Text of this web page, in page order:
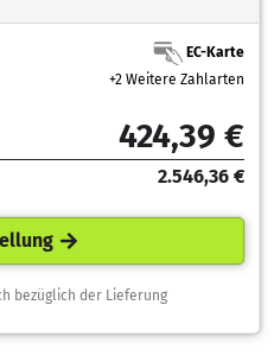
EC-Karte
+2 Weitere Zahlarten
424,39 €
2.546,36 €
bezüglich der Lieferung